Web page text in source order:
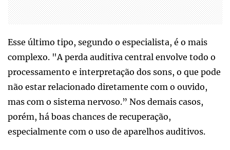
Esse último tipo, segundo o especialista, é o mais
complexo. "A perda auditiva central envolve todo o
processamento e interpretação dos sons, o que pode
não estar relacionado diretamente com o ouvido,
mas com o sistema nervoso.” Nos demais casos,
porém, há boas chances de recuperação,
especialmente com o uso de aparelhos auditivos.